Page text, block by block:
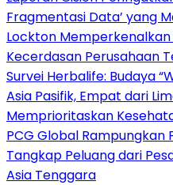
Fragmentasi Data’ yang
Lockton
Kecerdasan Perusahaan
Survei Herbalife: Budaya
Asia Pasifik, Empat dari
Memprioritaskan
PCG Global Rampungkan
Tangkap Peluang dari
Asia Tenggara